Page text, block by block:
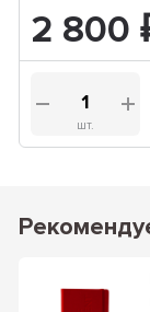
2 800
шт.